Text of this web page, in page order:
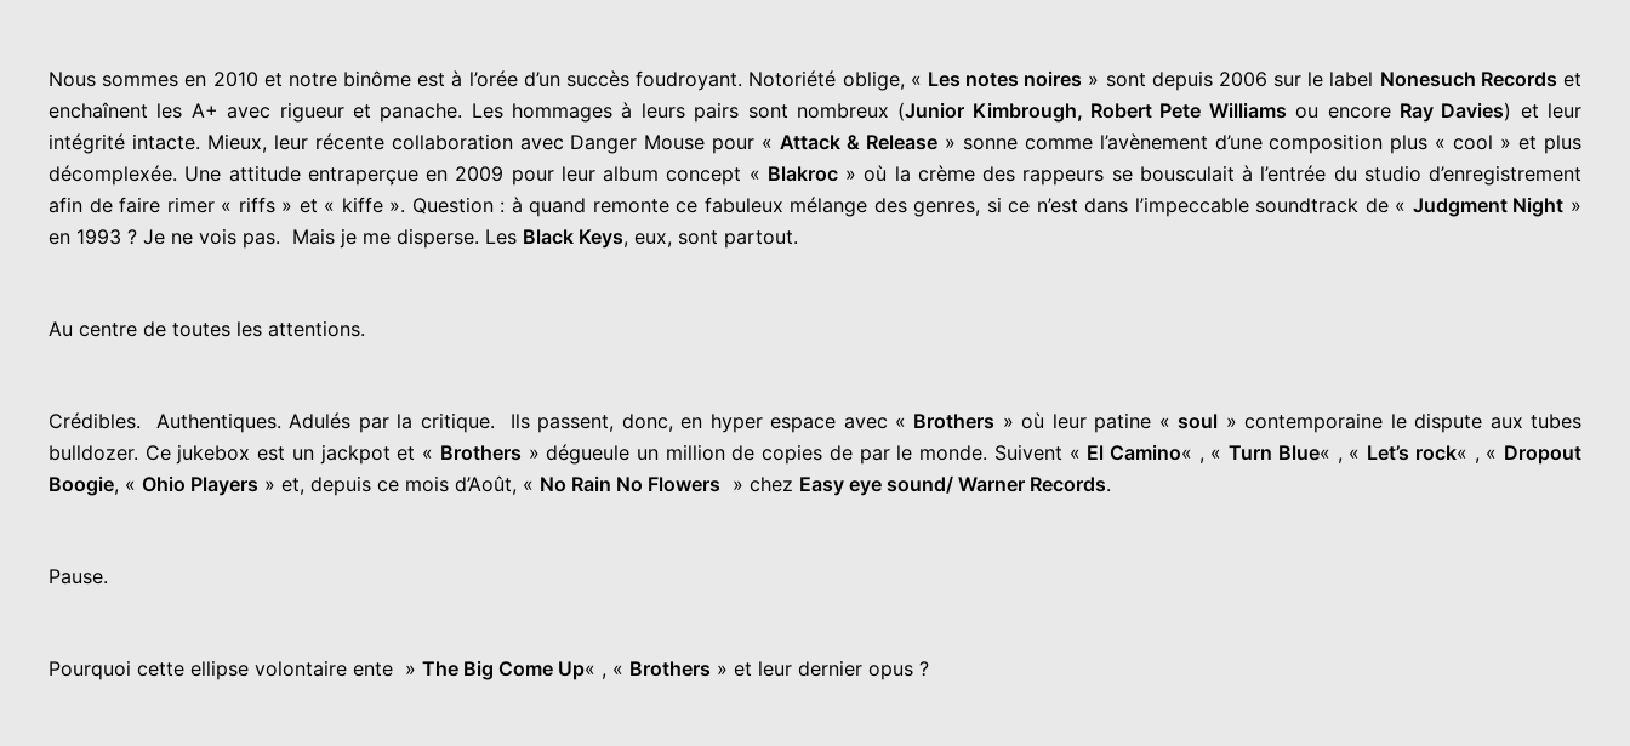
Nous sommes en 2010 et notre binôme est à l’orée d’un succès foudroyant. Notoriété oblige, « Les notes noires » sont depuis 2006 sur le label Nonesuch Records et
enchaînent les A+ avec rigueur et panache. Les hommages à leurs pairs sont nombreux (Junior Kimbrough, Robert Pete Williams ou encore Ray Davies) et leur
intégrité intacte. Mieux, leur récente collaboration avec Danger Mouse pour «Attack & Release» sonne comme l’avènement d’une composition plus « cool » et plus
décomplexée. Une attitude entraperçue en 2009 pour leur album concept « Blakroc» où la crème des rappeurs se bousculait à l’entrée du studio d’enregistrement
afin de faire rimer « riffs » et « kiffe ». Question : à quand remonte ce fabuleux mélange des genres, si ce n’est dans l’impeccable soundtrack de « Judgment Night »
en 1993 ? Je ne vois pas. Mais je me disperse. Les Black Keys, eux, sont partout.
Au centre de toutes les attentions.
Crédibles. Authentiques. Adulés par la critique. Ils passent, donc, en hyper espace avec « Brothers » où leur patine «soul » contemporaine le dispute aux tubes
bulldozer. Ce jukebox est un jackpot et « Brothers » dégueule un million de copies de par le monde. Suivent « El Camino« , «Turn Blue« , « Let’s rock« , « Dropout
Boogie, « Ohio Players » et, depuis ce mois d’Août, « No Rain No Flowers » chez Easy eye sound/ Warner Records.
Pause.
Pourquoi cette ellipse volontaire ente » The Big Come Up« , « Brothers » et leur dernier opus ?